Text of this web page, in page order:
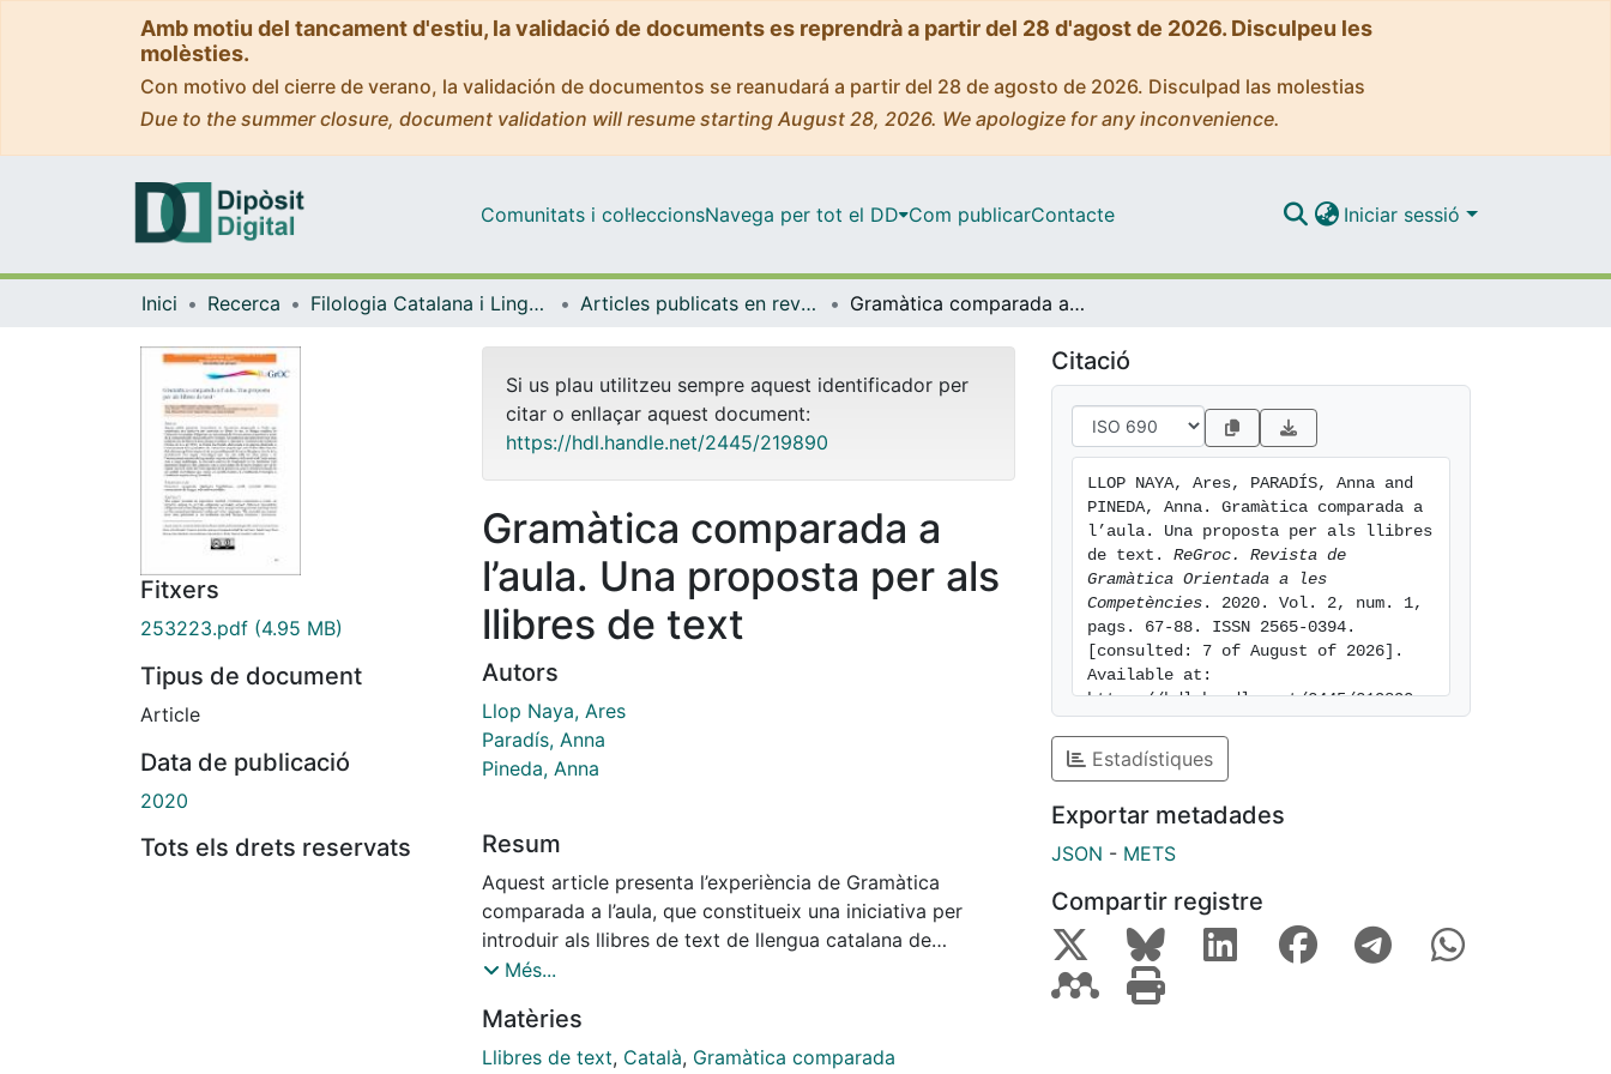
Amb motiu del tancament d'estiu, la validació de documents es reprendrà a partir del 28 d'agost de 2026. Disculpeu les
molèsties.
Con motivo del cierre de verano, la validación de documentos se reanudará a partir del 28 de agosto de 2026. Disculpad las molestias
Due to the summer closure, document validation will resume starting August 28, 2026. We apologize for any inconvenience.
Comunitats i col·leccionsNavega per tot el DD Com publicarContacte Iniciar sessió
Inici Recerca Filologia Catalana i Lingüística General Articles publicats en revistes (Filologia Catalana i Lingüística General) Gramàtica comparada a l’aula. Una proposta per als llibres de text
Fitxers
253223.pdf (4.95 MB)
Tipus de document
Article
Data de publicació
2020
Tots els drets reservats
Si us plau utilitzeu sempre aquest identificador per
citar o enllaçar aquest document:
https://hdl.handle.net/2445/219890
Gramàtica comparada a
l’aula. Una proposta per als
llibres de text
Autors
Llop Naya, Ares
Paradís, Anna
Pineda, Anna
Resum
Aquest article presenta l’experiència de Gramàtica
comparada a l’aula, que constitueix una iniciativa per
introduir als llibres de text de llengua catalana de
l’educació secundària obligatòria un enfocament de
català amb altres llengües. Els materials que presentem
han estat publicats en els llibres de text Llengua Catalana
Més...
Matèries
Llibres de text, Català, Gramàtica comparada
Citació
LLOP NAYA, Ares, PARADÍS, Anna and
PINEDA, Anna. Gramàtica comparada a
l’aula. Una proposta per als llibres
de text. ReGroc. Revista de
Gramàtica Orientada a les
Competències . 2020. Vol. 2, num. 1,
pags. 67-88. ISSN 2565-0394.
[consulted: 7 of August of 2026].
Available at:
https://hdl.handle.net/2445/219890
Estadístiques
Exportar metadades
JSON - METS
Compartir registre